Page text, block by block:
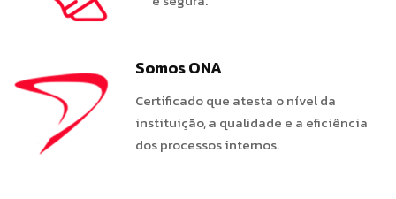
Somos ONA
Certificado que atesta o nível da
instituição, a qualidade e a eficiência
dos processos internos.